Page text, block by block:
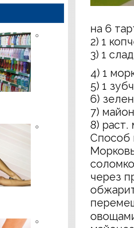
на 6
2) 1
3) 1
4) 1
5) 1
6)
7)
8) раст.
Способ
через